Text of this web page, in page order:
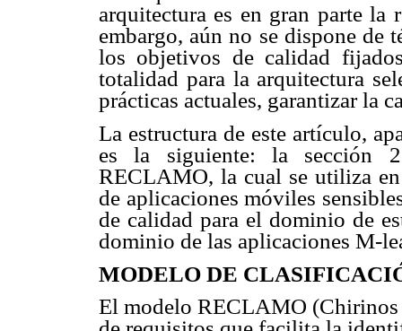
arquitectura es en gran parte la
embargo, aún no se dispone de
los objetivos de calidad
totalidad para la arquitectura
prácticas actuales, garantizar la
La estructura de este artículo,
es la siguiente: la sección
RECLAMO, la cual se utiliza
de aplicaciones móviles
de calidad para el dominio de
dominio de las aplicaciones M-
MODELO DE
El modelo RECLAMO